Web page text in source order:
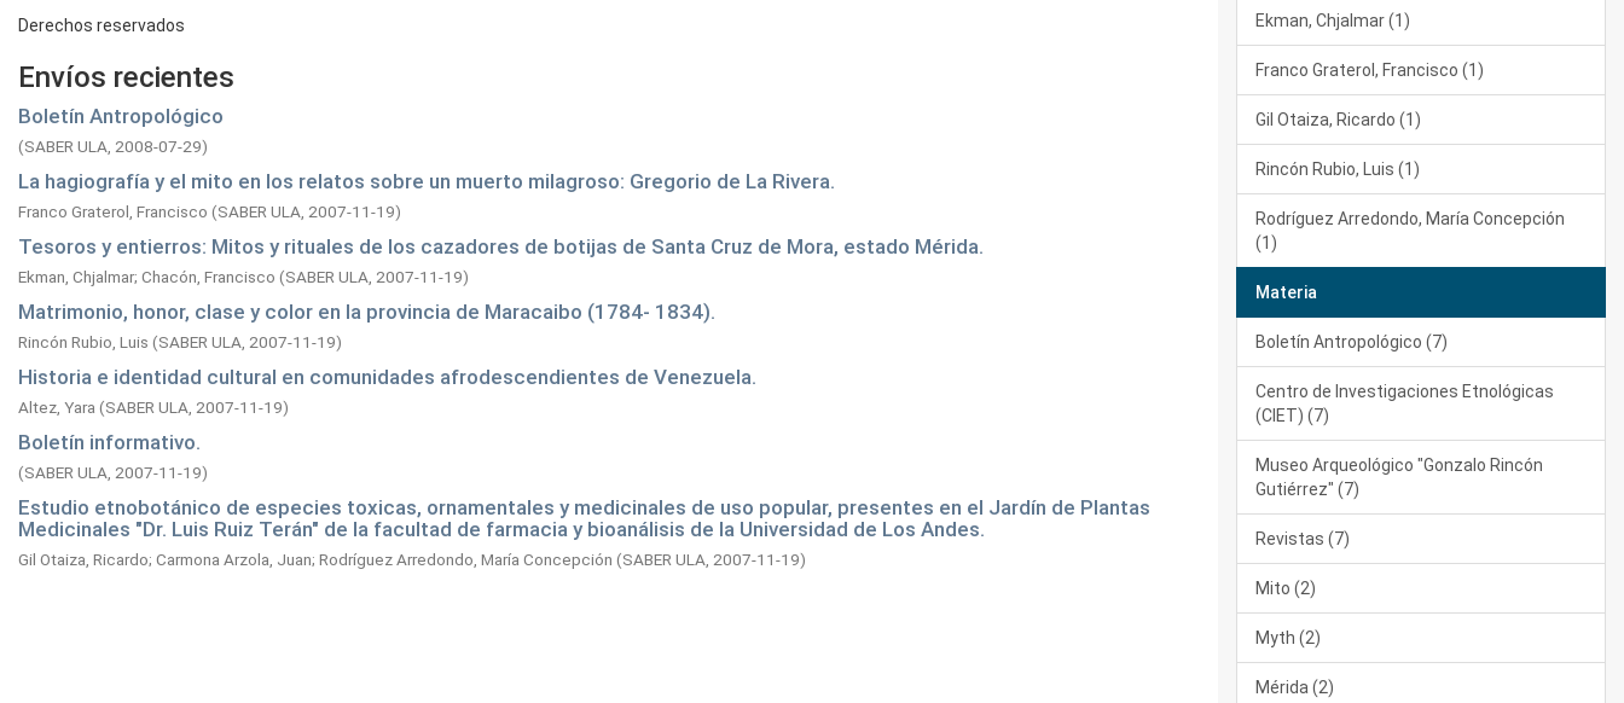
Derechos reservados
Envíos recientes
Boletín Antropológico
(SABER ULA, 2008-07-29)
La hagiografía y el mito en los relatos sobre un muerto milagroso: Gregorio de La Rivera.
Franco Graterol, Francisco (SABER ULA, 2007-11-19)
Tesoros y entierros: Mitos y rituales de los cazadores de botijas de Santa Cruz de Mora, estado Mérida.
Ekman, Chjalmar; Chacón, Francisco (SABER ULA, 2007-11-19)
Matrimonio, honor, clase y color en la provincia de Maracaibo (1784- 1834).
Rincón Rubio, Luis (SABER ULA, 2007-11-19)
Historia e identidad cultural en comunidades afrodescendientes de Venezuela.
Altez, Yara (SABER ULA, 2007-11-19)
Boletín informativo.
(SABER ULA, 2007-11-19)
Estudio etnobotánico de especies toxicas, ornamentales y medicinales de uso popular, presentes en el Jardín de Plantas
Medicinales "Dr. Luis Ruiz Terán" de la facultad de farmacia y bioanálisis de la Universidad de Los Andes.
Gil Otaiza, Ricardo; Carmona Arzola, Juan; Rodríguez Arredondo, María Concepción (SABER ULA, 2007-11-19)
Ekman, Chjalmar (1)
Franco Graterol, Francisco (1)
Gil Otaiza, Ricardo (1)
Rincón Rubio, Luis (1)
Rodríguez Arredondo, María Concepción
(1)
Materia
Boletín Antropológico (7)
Centro de Investigaciones Etnológicas
(CIET) (7)
Museo Arqueológico "Gonzalo Rincón
Gutiérrez" (7)
Revistas (7)
Mito (2)
Myth (2)
Mérida (2)